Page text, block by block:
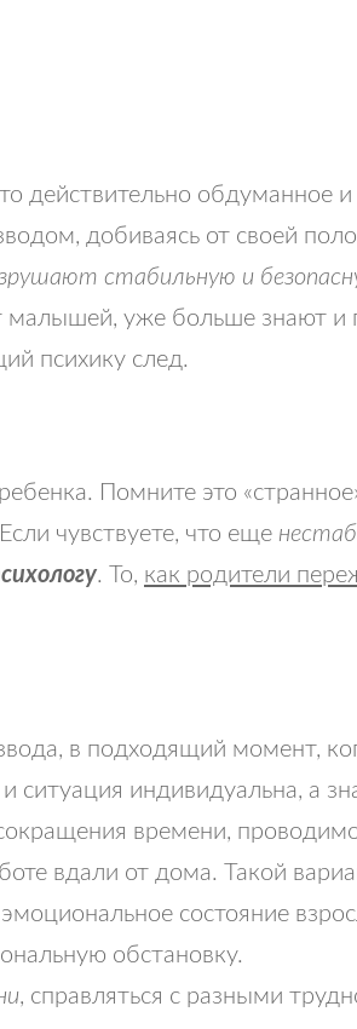
действительно обдуманное и
добиваясь от своей
стабильную и
малышей, уже больше знают
психику след.
Помните это
чувствуете, что еще
. То, как родители
в подходящий момент,
индивидуальна, а
времени,
вдали от дома. Такой
состояние
обстановку.
, справляться с разными